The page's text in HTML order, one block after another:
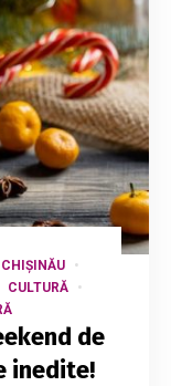
CHIȘINĂU
CULTURĂ
de
inedite!